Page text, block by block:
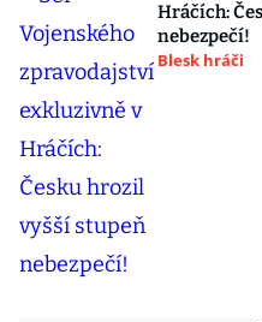
Hráčích:
nebezpečí!
Blesk hráči